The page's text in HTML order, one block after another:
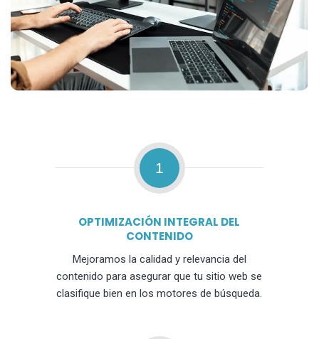
1
OPTIMIZACIÓN INTEGRAL DEL
CONTENIDO
Mejoramos la calidad y relevancia del
contenido para asegurar que tu sitio web se
clasifique bien en los motores de búsqueda.